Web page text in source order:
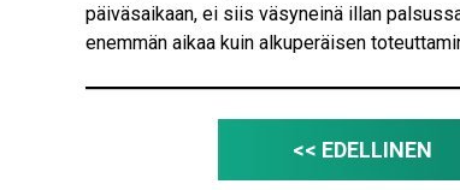
päiväsaikaan, ei siis väsyneinä illan
enemmän aikaa kuin alkuperäisen
<< EDELLINEN